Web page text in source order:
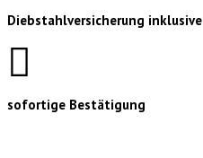
Diebstahlversicherung inklusive
sofortige Bestätigung